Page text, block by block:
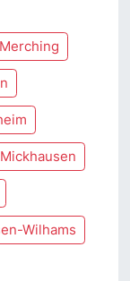
Merching
Mickhausen
Wilhams